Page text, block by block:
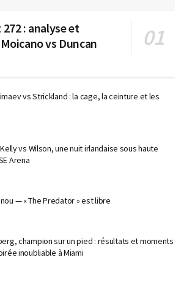
: analyse et
vs Duncan
vs Strickland : la cage, la ceinture et les
vs Wilson, une nuit irlandaise sous haute
Arena
— « The Predator » est libre
champion sur un pied : résultats et moments
inoubliable à Miami